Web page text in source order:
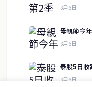
8月6日
母親節今
8月6日
泰股5日
8月6日